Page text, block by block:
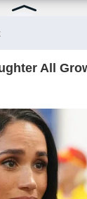
да сте во тек